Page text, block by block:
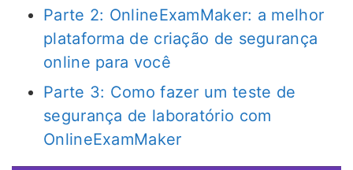
Parte 2: OnlineExamMaker: a melhor
plataforma de criação de segurança
online para você
Parte 3: Como fazer um teste de
segurança de laboratório com
OnlineExamMaker